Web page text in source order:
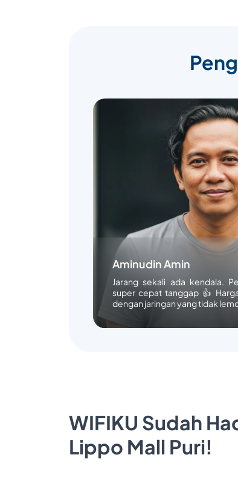
Aminudin Amin
Jarang sekali ada kendala.
super cepat tanggap 👍
dengan jaringan yang tidak
WIFIKU Sudah
Lippo Mall Puri!